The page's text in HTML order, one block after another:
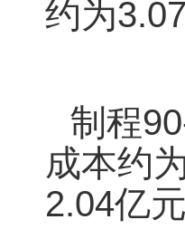
约为
制程
成本约
2.04亿